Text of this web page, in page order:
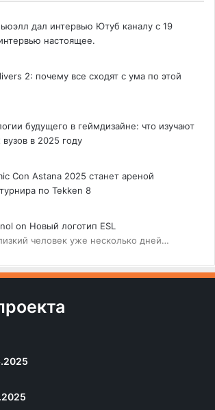
дал интервью Ютуб каналу с 19
настоящее.
2: почему все сходят с ума по этой
будущего в геймдизайне: что изучают
в 2025 году
Con Astana 2025 станет ареной
по Tekken 8
on Новый логотип ESL
человек уже несколько дней…